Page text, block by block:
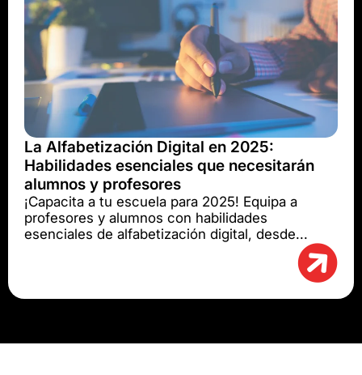
La Alfabetización Digital en 2025:
Habilidades esenciales que necesitarán
alumnos y profesores
¡Capacita a tu escuela para 2025! Equipa a
profesores y alumnos con habilidades
esenciales de alfabetización digital, desde...